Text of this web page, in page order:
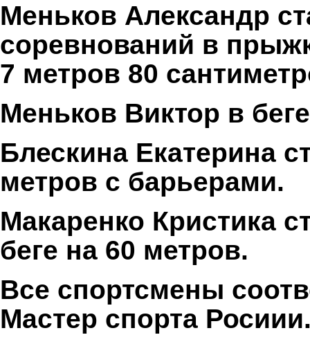
Меньков Александр
соревнований в
7 метров 80
Меньков Виктор в
Блескина Екатерина
метров с барьерами.
Макаренко Кристика
беге на 60 метров.
Все спортсмены
Мастер спорта